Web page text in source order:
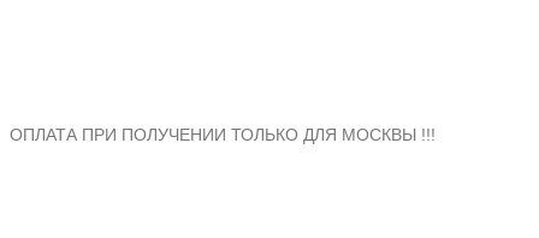
ОПЛАТА ПРИ ПОЛУЧЕНИИ ТОЛЬКО ДЛЯ МОСКВЫ !!!